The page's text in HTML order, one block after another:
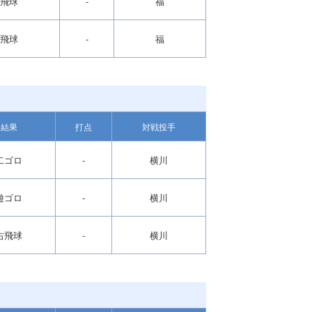
球 - 福
結果 打点 対戦投手
ゴロ - 横川
ゴロ - 横川
飛球 - 横川